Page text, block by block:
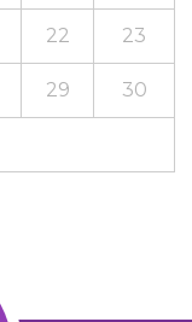
22 23
29 30